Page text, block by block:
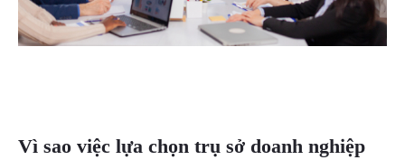
Vì sao việc lựa chọn trụ sở doanh nghiệp